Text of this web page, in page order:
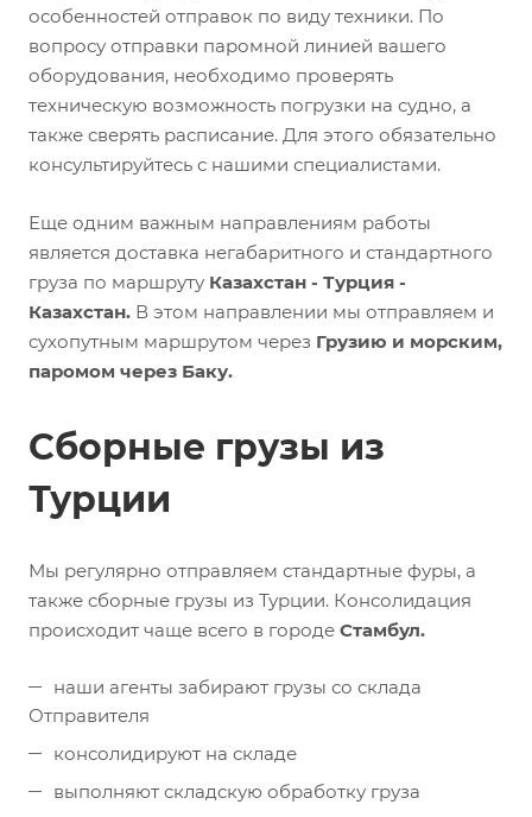
особенностей отправок по виду техники. По
вопросу отправки паромной линией вашего
оборудования, необходимо проверять
техническую возможность погрузки на судно, а
также сверять расписание. Для этого обязательно
консультируйтесь с нашими специалистами.
Еще одним важным направлениям работы
является доставка негабаритного и стандартного
груза по маршруту Казахстан - Турция -
Казахстан. В этом направлении мы отправляем и
сухопутным маршрутом через Грузию и морским,
паромом через Баку.
Сборные грузы из
Турции
Мы регулярно отправляем стандартные фуры, а
также сборные грузы из Турции. Консолидация
происходит чаще всего в городе Стамбул.
наши агенты забирают грузы со склада
Отправителя
консолидируют на складе
выполняют складскую обработку груза